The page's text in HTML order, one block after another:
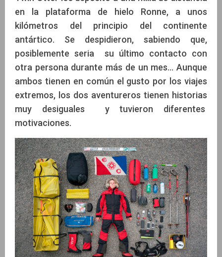
en la plataforma de hielo Ronne, a unos
kilómetros del principio del continente
antártico. Se despidieron, sabiendo que,
posiblemente seria su último contacto con
otra persona durante más de un mes... Aunque
ambos tienen en común el gusto por los viajes
extremos, los dos aventureros tienen historias
muy desiguales y tuvieron diferentes
motivaciones.